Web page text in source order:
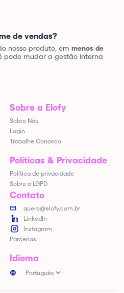
de vendas?
nosso produto, em menos de
pode mudar a gestão interna
Sobre a Elofy
Sobre Nós
Login
Trabalhe Conosco
Políticas & Privacidade
Política de privacidade
Sobre a LGPD
Contato
quero@elofy.com.br
LinkedIn
Instagram
Parcerias
Idioma